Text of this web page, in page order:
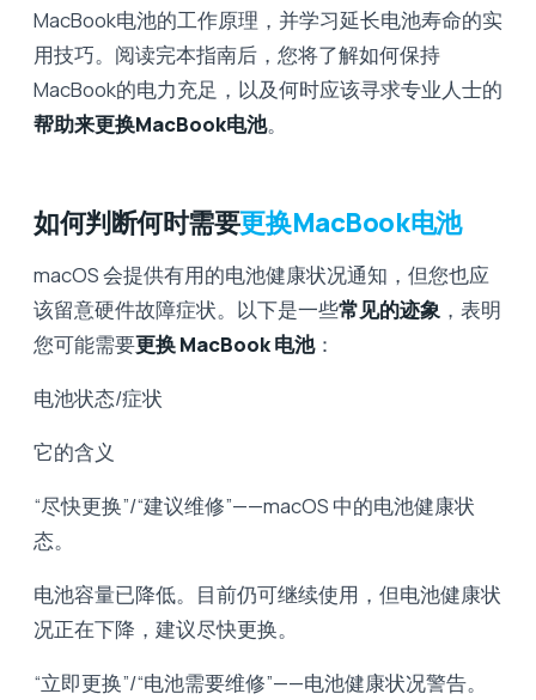
MacBook电池的工作原理，并学习延长电池寿命的实
用技巧。阅读完本指南后，您将了解如何保持
MacBook的电力充足，以及何时应该寻求专业人士的
帮助来更换MacBook电池。
如何判断何时需要更换MacBook电池
macOS 会提供有用的电池健康状况通知，但您也应
该留意硬件故障症状。以下是一些常见的迹象 ，表明
您可能需要更换 MacBook 电池：
电池状态/症状
它的含义
“尽快更换”/“建议维修”——macOS 中的电池健康状
态。
电池容量已降低。目前仍可继续使用，但电池健康状
况正在下降，建议尽快更换。
“立即更换”/“电池需要维修”——电池健康状况警告。